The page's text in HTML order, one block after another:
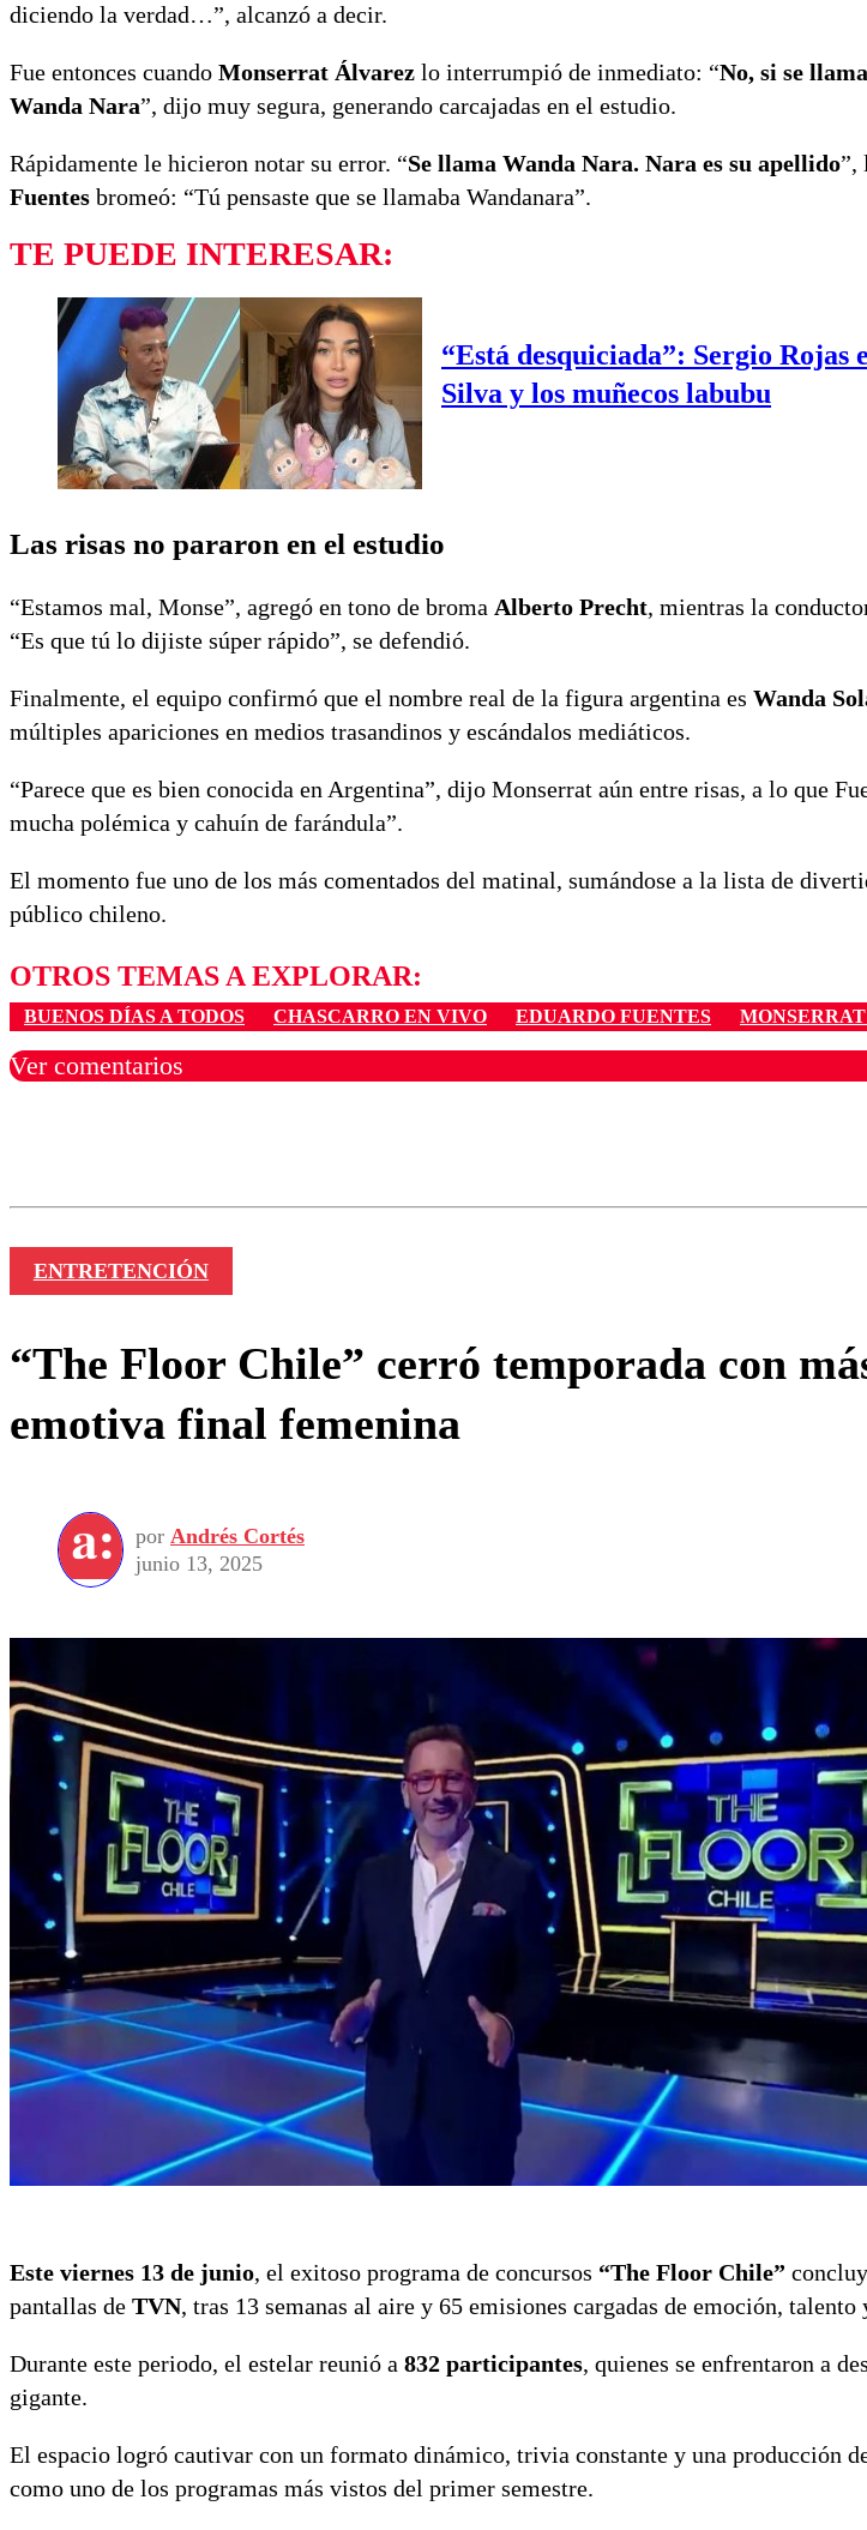
diciendo la verdad…”, alcanzó a decir.
Fue entonces cuando Monserrat Álvarez lo interrumpió de inmediato: “No, si se
Wanda Nara”, dijo muy segura, generando carcajadas en el estudio.
Rápidamente le hicieron notar su error. “Se llama Wanda Nara. Nara es su apellido”,
Fuentes bromeó: “Tú pensaste que se llamaba Wandanara”.
TE PUEDE INTERESAR:
“Está desquiciada”: Sergio
Silva y los muñecos labubu
Las risas no pararon en el estudio
“Estamos mal, Monse”, agregó en tono de broma Alberto Precht, mientras la
“Es que tú lo dijiste súper rápido”, se defendió.
Finalmente, el equipo confirmó que el nombre real de la figura argentina es Wanda
múltiples apariciones en medios trasandinos y escándalos mediáticos.
“Parece que es bien conocida en Argentina”, dijo Monserrat aún entre risas, a lo que
mucha polémica y cahuín de farándula”.
El momento fue uno de los más comentados del matinal, sumándose a la lista de
público chileno.
OTROS TEMAS A EXPLORAR:
BUENOS DÍAS A TODOS CHASCARRO EN VIVO EDUARDO FUENTES
Ver comentarios
ENTRETENCIÓN
“The Floor Chile” cerró temporada con
emotiva final femenina
por Andrés Cortés
junio 13, 2025
Este viernes 13 de junio, el exitoso programa de concursos “The Floor Chile”
pantallas de TVN, tras 13 semanas al aire y 65 emisiones cargadas de emoción, talento
Durante este periodo, el estelar reunió a 832 participantes, quienes se enfrentaron a
gigante.
El espacio logró cautivar con un formato dinámico, trivia constante y una producción
como uno de los programas más vistos del primer semestre.